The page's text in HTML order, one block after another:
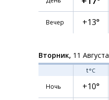
Вечер +13°
Вторник, 11 Августа
t°C
Ночь
+10°